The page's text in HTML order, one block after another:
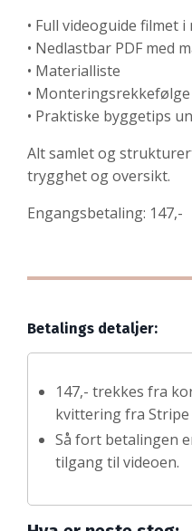
• Full videoguide filmet
• Nedlastbar PDF med
• Materialliste
•
• Praktiske byggetips
Alt samlet og
trygghet og oversikt.
Engangsbetaling: 147,-
Betalings detaljer:
147,- trekkes fra
kvittering fra Stripe
Så fort betalingen
tilgang til videoen.